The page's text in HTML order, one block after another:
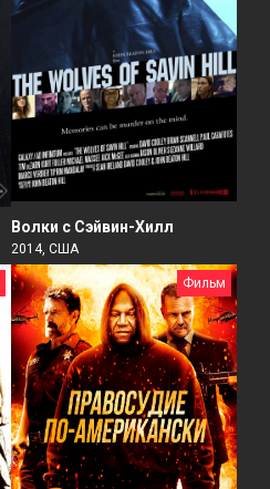
Волки с Сэйвин-Хилл
2014, США
Фильм